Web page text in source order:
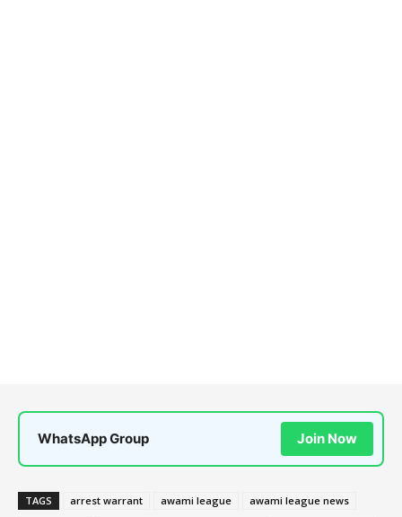
WhatsApp Group Join Now
TAGS arrest warrant awami league
awami league news